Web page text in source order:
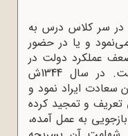
در سر کلاس درس به
و یا در حضور
ضعف عملکرد دولت در
عمران و آبادی منطقه سخن گفت. در سال 1344ش
سعادت ایراد نمود و
تعریف و تمجید کرده
به عمل آمده،